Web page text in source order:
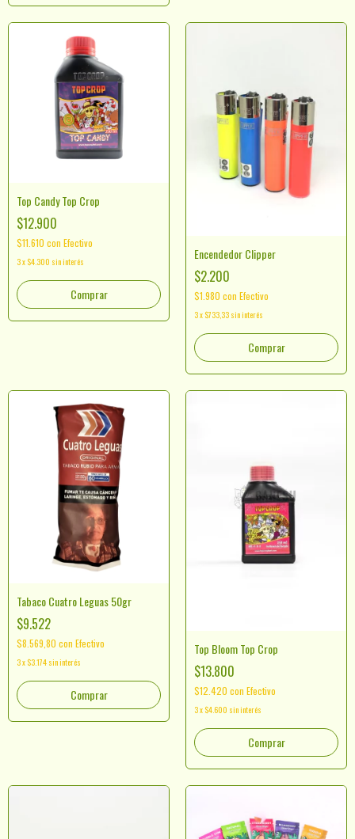
Top Candy Top Crop
$12.900
$11.610 con Efectivo
3x $4.300 sin interés
Comprar
Encendedor Clipper
$2.200
$1.980 con Efectivo
3x $733,33 sin interés
Comprar
Tabaco Cuatro Leguas 50gr
$9.522
$8.569,80 con Efectivo
3x $3.174 sin interés
Comprar
Top Bloom Top Crop
$13.800
$12.420 con Efectivo
3x $4.600 sin interés
Comprar